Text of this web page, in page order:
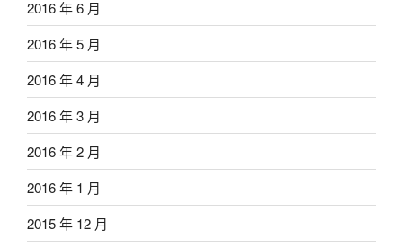
2016 年 6 月
2016 年 5 月
2016 年 4 月
2016 年 3 月
2016 年 2 月
2016 年 1 月
2015 年 12 月